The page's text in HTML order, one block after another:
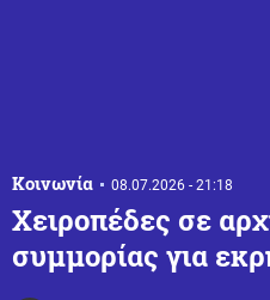
Κοινωνία 08.07.2026 - 21:18
Χειροπέδες σε
συμμορίας για